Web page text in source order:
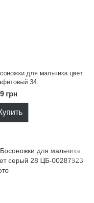
для мальчика цвет
34
грн